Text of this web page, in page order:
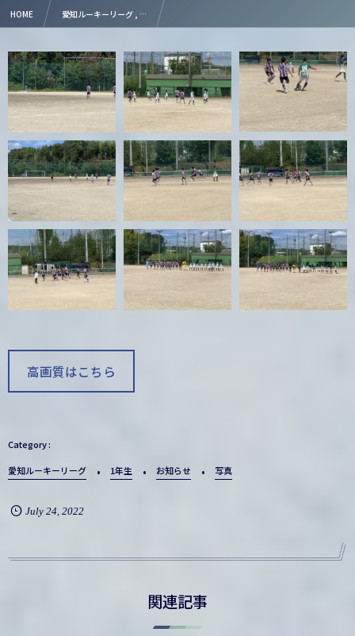
HOME 愛知ルーキーリーグ , …
高画質はこちら
愛知ルーキーリーグ 1年生 お知らせ 写真
July 24, 2022
関連記事